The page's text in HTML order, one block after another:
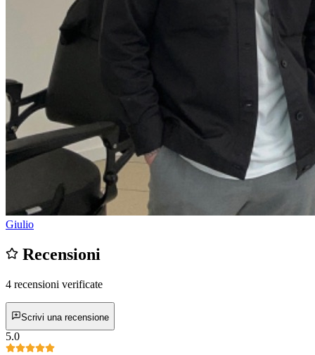
Giulio
Recensioni
4 recensioni verificate
Scrivi una recensione
5.0